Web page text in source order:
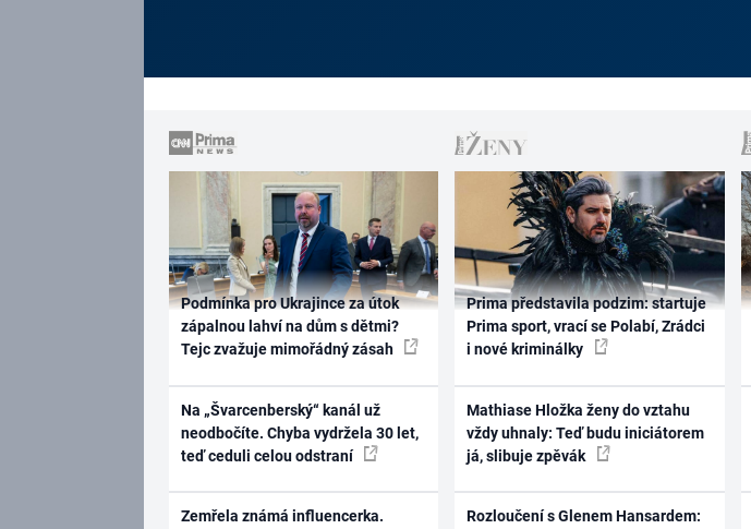
Podmínka pro Ukrajince za útok
zápalnou lahví na dům s dětmi?
Tejc zvažuje mimořádný zásah
Na „Švarcenberský“ kanál už
neodbočíte. Chyba vydržela 30 let,
teď ceduli celou odstraní
Zemřela známá influencerka.
Prima představila podzim: startuje
Prima sport, vrací se Polabí, Zrádci
i nové kriminálky
Mathiase Hložka ženy do vztahu
vždy uhnaly: Teď budu iniciátorem
já, slibuje zpěvák
Rozloučení s Glenem Hansardem: